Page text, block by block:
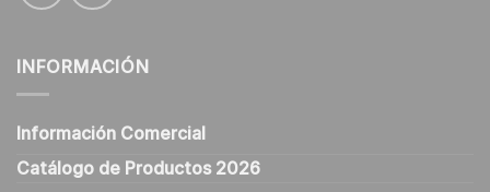
INFORMACIÓN
Información Comercial
Catálogo de Productos 2026